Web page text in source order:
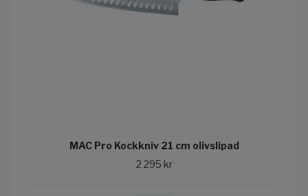
MAC Pro Kockkniv 21 cm olivslipad
2 295 kr